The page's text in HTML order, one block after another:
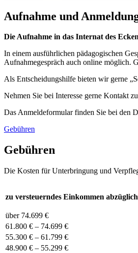
Aufnahme und
Die Aufnahme in das Internat des
In einem ausführlichen pädagogischen
Aufnahmegespräch auch online möglich.
Als Entscheidungshilfe bieten wir gerne
Nehmen Sie bei Interesse gerne Kontakt
Das Anmeldeformular finden Sie bei den
Gebühren
Gebühren
Die Kosten für Unterbringung und
zu versteuerndes Einkommen
über 74.699 €
61.800 € – 74.699 €
55.300 € – 61.799 €
48.900 € – 55.299 €